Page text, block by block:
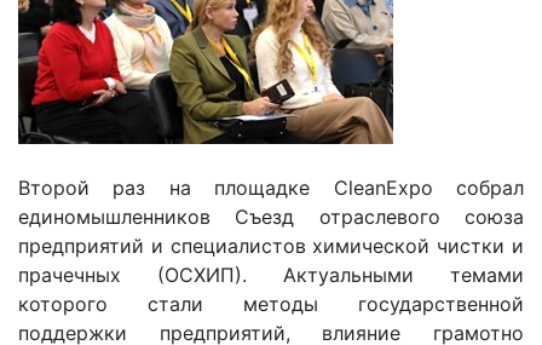
Второй раз на площадке CleanExpo собрал
единомышленников Съезд отраслевого союза
предприятий и специалистов химической чистки и
прачечных (ОСХИП). Актуальными темами
которого стали методы государственной
поддержки предприятий, влияние грамотно